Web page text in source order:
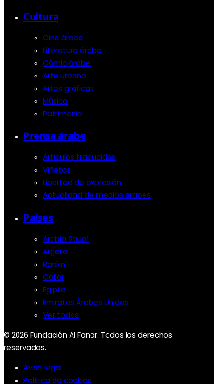
Cultura
Cine árabe
Literatura árabe
Cómic árabe
Arte urbano
Artes gráficas
Música
Patrimonio
Prensa árabe
Artículos traducidos
Viñetas
Libertad de expresión
Actualidad de medios árabes
Países
Arabia Saudí
Argelia
Baréin
Catar
Egipto
Emiratos Árabes Unidos
Ver todos
© 2026 Fundación Al Fanar. Todos los derechos
reservados.
Aviso legal
Política de cookies